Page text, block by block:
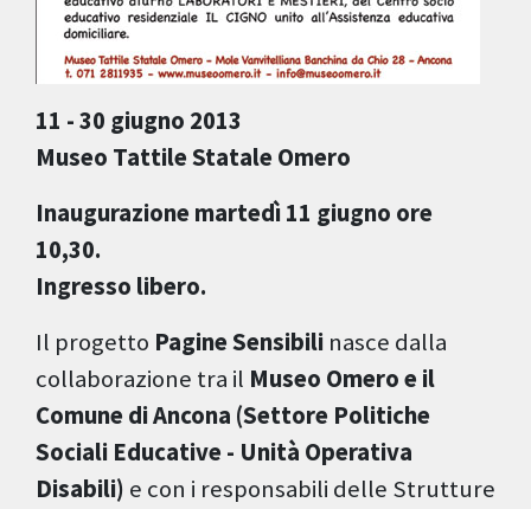
11 - 30 giugno 2013
Museo Tattile Statale Omero
Inaugurazione martedì 11 giugno ore
10,30.
Ingresso libero.
Il progetto Pagine Sensibili nasce dalla
collaborazione tra il Museo Omero e il
Comune di Ancona (Settore Politiche
Sociali Educative - Unità Operativa
Disabili) e con i responsabili delle Strutture